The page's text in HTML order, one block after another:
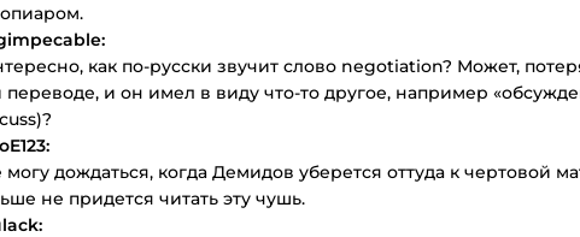
как по-русски звучит слово negotiation? Может,
переводе, и он имел в виду что-то другое, например
могу дождаться, когда Демидов уберется оттуда к чертовой
не придется читать эту чушь.